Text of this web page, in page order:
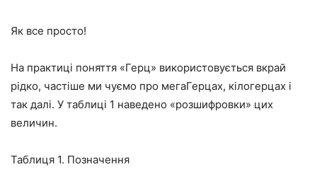
Як все просто!
На практиці поняття «Герц» використовується вкрай
рідко, частіше ми чуємо про мегаГерцах, кілогерцах і
так далі. У таблиці 1 наведено «розшифровки» цих
величин.
Таблиця 1. Позначення